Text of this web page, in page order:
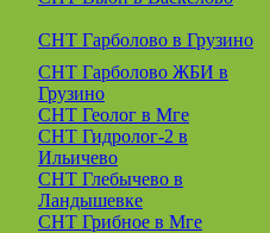
СНТ Гарболово в Грузино
СНТ Гарболово ЖБИ в
Грузино
СНТ Геолог в Мге
СНТ Гидролог-2 в
Ильичево
СНТ Глебычево в
Ландышевке
СНТ Грибное в Мге